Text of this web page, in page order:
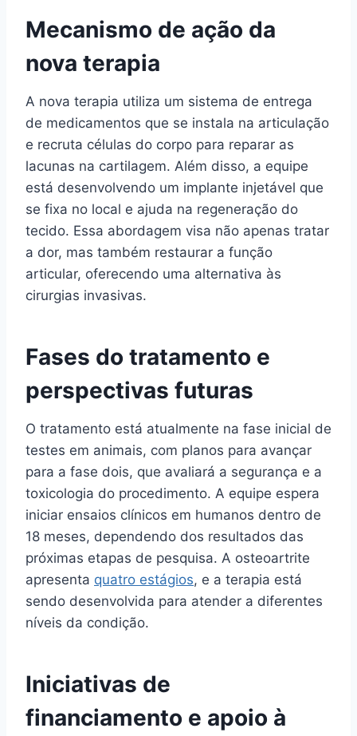
Mecanismo de ação da
nova terapia
A nova terapia utiliza um sistema de entrega
de medicamentos que se instala na articulação
e recruta células do corpo para reparar as
lacunas na cartilagem. Além disso, a equipe
está desenvolvendo um implante injetável que
se fixa no local e ajuda na regeneração do
tecido. Essa abordagem visa não apenas tratar
a dor, mas também restaurar a função
articular, oferecendo uma alternativa às
cirurgias invasivas.
Fases do tratamento e
perspectivas futuras
O tratamento está atualmente na fase inicial de
testes em animais, com planos para avançar
para a fase dois, que avaliará a segurança e a
toxicologia do procedimento. A equipe espera
iniciar ensaios clínicos em humanos dentro de
18 meses, dependendo dos resultados das
próximas etapas de pesquisa. A osteoartrite
apresenta quatro estágios, e a terapia está
sendo desenvolvida para atender a diferentes
níveis da condição.
Iniciativas de
financiamento e apoio à